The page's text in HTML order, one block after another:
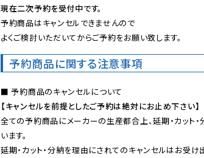
現在二次予約を受付中です。
予約商品はキャンセルできませんので
よくご検討いただいてからご予約をお願い致します。
予約商品に関する注意事項
【キャンセルを前提としたご予約は絶対にお止め下さい】
全ての予約商品にメーカーの生産都合上、延期・カット
います。
延期・カット・分納を理由にされてのキャンセルはお受け